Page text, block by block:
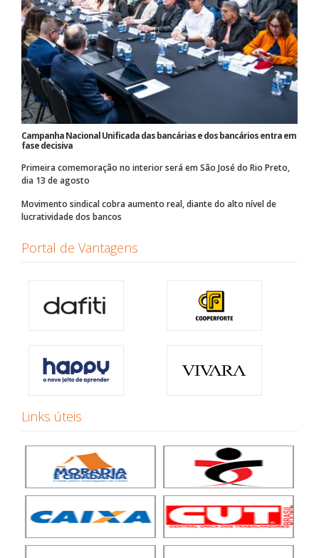
Campanha Nacional Unificada das bancárias e dos bancários entra em
fase decisiva
Primeira comemoração no interior será em São José do Rio Preto,
dia 13 de agosto
Movimento sindical cobra aumento real, diante do alto nível de
lucratividade dos bancos
Portal de Vantagens
Links úteis